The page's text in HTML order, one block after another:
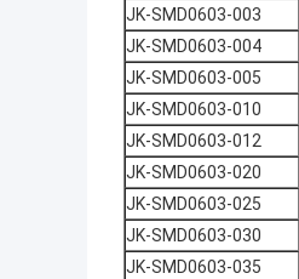
JK-SMD0603-003
JK-SMD0603-004
JK-SMD0603-005
JK-SMD0603-010
JK-SMD0603-012
JK-SMD0603-020
JK-SMD0603-025
JK-SMD0603-030
JK-SMD0603-035